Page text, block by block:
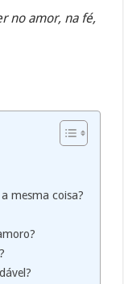
no amor, na fé,
mesma coisa?